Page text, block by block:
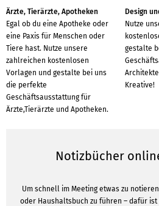
Ärzte, Tierärzte, Apotheken
Egal ob du eine Apotheke oder
eine Paxis für Menschen oder
Tiere hast. Nutze unsere
zahlreichen kostenlosen
Vorlagen und gestalte bei uns
die perfekte
Geschäftsausstattung für
Ärzte,Tierärzte und Apotheken.
Design
Nutze
gestalte
Kreative!
Notizbücher
Um schnell im Meeting etwas zu
oder Haushaltsbuch zu führen – dafür